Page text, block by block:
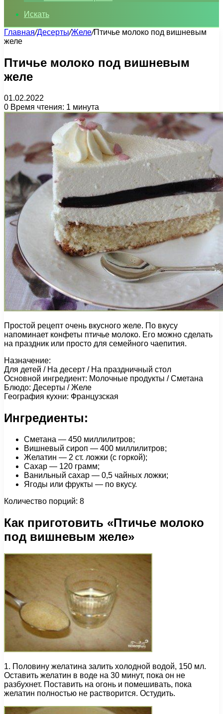
Искать
Главная/Десерты/Желе/Птичье молоко под вишневым
желе
Птичье молоко под вишневым
желе
01.02.2022
0 Время чтения: 1 минута
Простой рецепт очень вкусного желе. По вкусу
напоминает конфеты птичье молоко. Его можно сделать
на праздник или просто для семейного чаепития.
Назначение:
Для детей / На десерт / На праздничный стол
Основной ингредиент: Молочные продукты / Сметана
Блюдо: Десерты / Желе
География кухни: Французская
Ингредиенты:
Сметана — 450 миллилитров;
Вишневый сироп — 400 миллилитров;
Желатин — 2 ст. ложки (с горкой);
Сахар — 120 грамм;
Ванильный сахар — 0,5 чайных ложки;
Ягоды или фрукты — по вкусу.
Количество порций: 8
Как приготовить «Птичье молоко
под вишневым желе»
1. Половину желатина залить холодной водой, 150 мл.
Оставить желатин в воде на 30 минут, пока он не
разбухнет. Поставить на огонь и помешивать, пока
желатин полностью не растворится. Остудить.